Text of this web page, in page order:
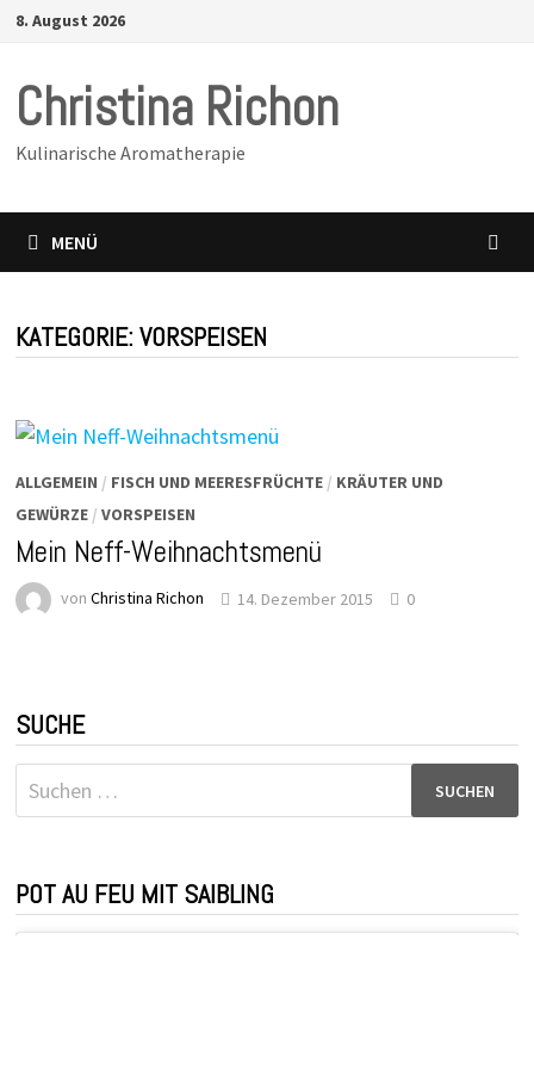
Zurück
Inhalt
8. August 2026
Christina Richon
Kulinarische Aromatherapie
MENÜ
KATEGORIE: VORSPEISEN
ALLGEMEIN / FISCH UND MEERESFRÜCHTE/ KRÄUTER UND
GEWÜRZE/ VORSPEISEN
Mein Neff-Weihnachtsmenü
von Christina Richon 14. Dezember 2015 0
SUCHE
Suchen
nach:
POT AU FEU MIT SAIBLING